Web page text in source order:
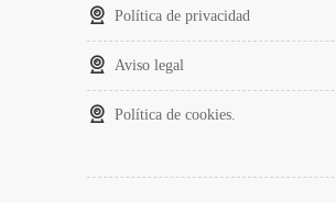
Política de privacidad
Aviso legal
Política de cookies.